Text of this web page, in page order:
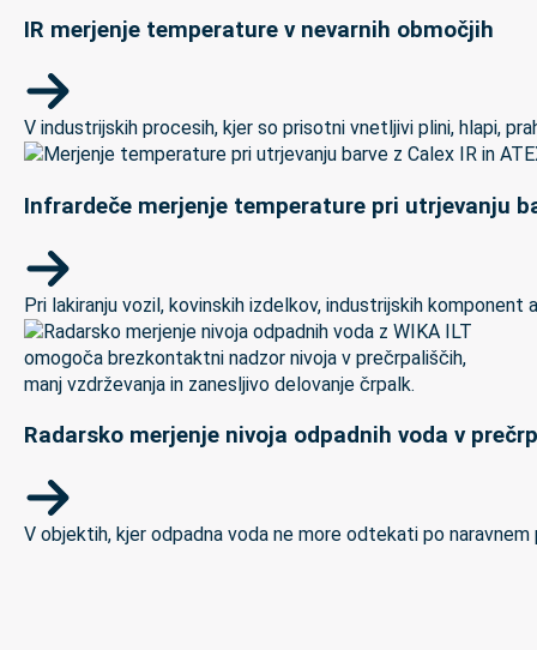
IR merjenje temperature v nevarnih območjih
V industrijskih procesih, kjer so prisotni vnetljivi plini, hlapi,
Infrardeče merjenje temperature pri utrjevanju
Pri lakiranju vozil, kovinskih izdelkov, industrijskih
Radarsko merjenje nivoja odpadnih voda v
V objektih, kjer odpadna voda ne more odtekati po